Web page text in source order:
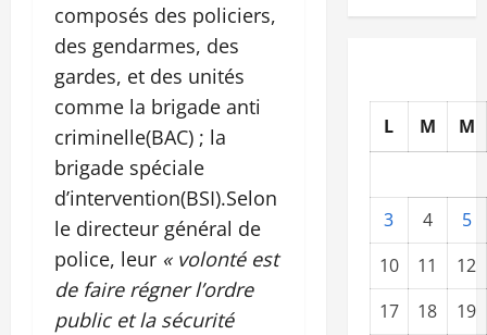
composés des policiers,
des gendarmes, des
gardes, et des unités
comme la brigade anti
criminelle(BAC) ; la
brigade spéciale
d’intervention(BSI).Selon
le directeur général de
police, leur « volonté est
de faire régner l’ordre
public et la sécurité
L M M
3 4
5
10
11
12
17
18
19